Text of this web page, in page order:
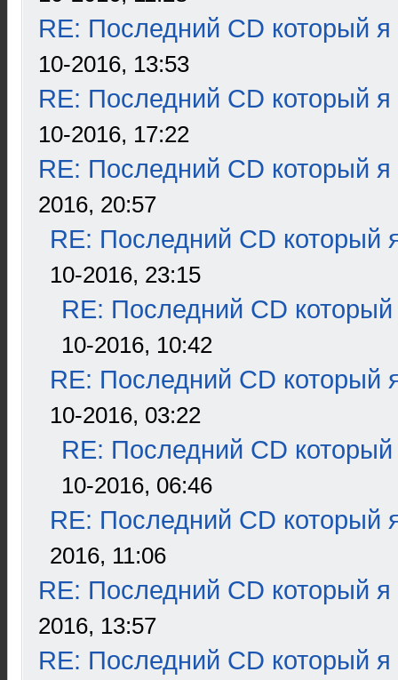
RE: Последний CD который я
10-2016, 13:53
RE: Последний CD который я
10-2016, 17:22
RE: Последний CD который я
2016, 20:57
RE: Последний CD который
10-2016, 23:15
RE: Последний CD который
10-2016, 10:42
RE: Последний CD который
10-2016, 03:22
RE: Последний CD который
10-2016, 06:46
RE: Последний CD который
2016, 11:06
RE: Последний CD который я
2016, 13:57
RE: Последний CD который я